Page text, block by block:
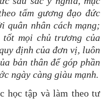
tấm gương đạo đức
quân nhân cách mạng;
mọi chủ trương của
định của đơn vị, luôn
bản thân để góp phần
ngày càng giàu mạnh.
học tập và làm theo tư